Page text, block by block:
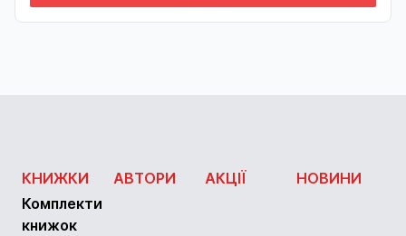
КНИЖКИ
Комплекти
книжок
АВТОРИ АКЦІЇ НОВИНИ